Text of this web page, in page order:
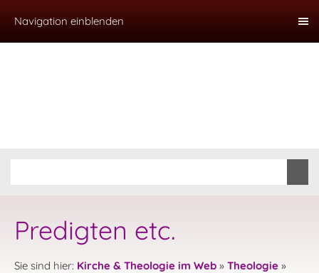
Navigation einblenden
Predigten etc.
Sie sind hier: Kirche & Theologie im Web » Theologie »